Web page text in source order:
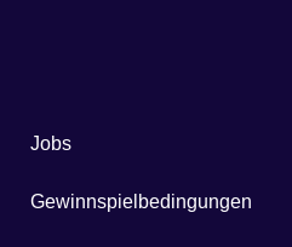
Jobs
Gewinnspielbedingungen